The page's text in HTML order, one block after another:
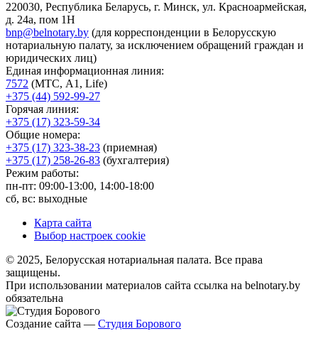
220030, Республика Беларусь, г. Минск, ул. Красноармейская,
д. 24а, пом 1Н
bnp@belnotary.by (для корреспонденции в Белорусскую
нотариальную палату, за исключением обращений граждан и
юридических лиц)
Единая информационная линия:
7572 (МТС, A1, Life)
+375 (44) 592-99-27
Горячая линия:
+375 (17) 323-59-34
Общие номера:
+375 (17) 323-38-23 (приемная)
+375 (17) 258-26-83 (бухгалтерия)
Режим работы:
пн-пт: 09:00-13:00, 14:00-18:00
сб, вс: выходные
Карта сайта
Выбор настроек cookie
© 2025, Белорусская нотариальная палата. Все права
защищены.
При использовании материалов сайта ссылка на belnotary.by
обязательна
Создание сайта — Студия Борового